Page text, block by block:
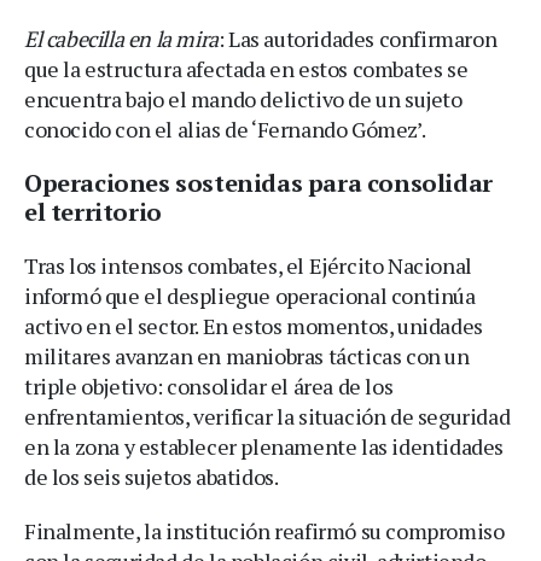
El cabecilla en la mira: Las autoridades confirmaron
que la estructura afectada en estos combates se
encuentra bajo el mando delictivo de un sujeto
conocido con el alias de ‘Fernando Gómez’.
Operaciones sostenidas para consolidar
el territorio
Tras los intensos combates, el Ejército Nacional
informó que el despliegue operacional continúa
activo en el sector. En estos momentos, unidades
militares avanzan en maniobras tácticas con un
triple objetivo: consolidar el área de los
enfrentamientos, verificar la situación de seguridad
en la zona y establecer plenamente las identidades
de los seis sujetos abatidos.
Finalmente, la institución reafirmó su compromiso